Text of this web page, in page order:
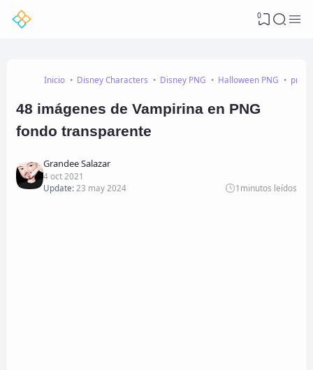
0
Inicio Disney Characters Disney PNG Halloween PNG png
48 imágenes de Vampirina en PNG
fondo transparente
Grandee Salazar
4 oct 2021
Update: 23 may 2024 1 minutos leídos